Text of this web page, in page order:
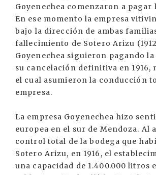
Goyenechea comenzaron a pagar
En ese momento la empresa
bajo la dirección de ambas
fallecimiento de Sotero Arizu
Goyenechea siguieron pagando la
su cancelación definitiva en 1916,
el cual asumieron la conducción
empresa.
La empresa Goyenechea hizo
europea en el sur de Mendoza. Al
control total de la bodega que
Sotero Arizu, en 1916, el
una capacidad de 1.400.000 litros